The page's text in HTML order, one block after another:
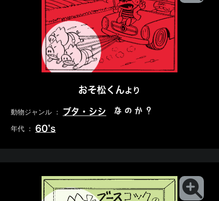
おそ松くんより
動物ジャンル ： ブタ・シシ なのか？
年代 ： 60’s